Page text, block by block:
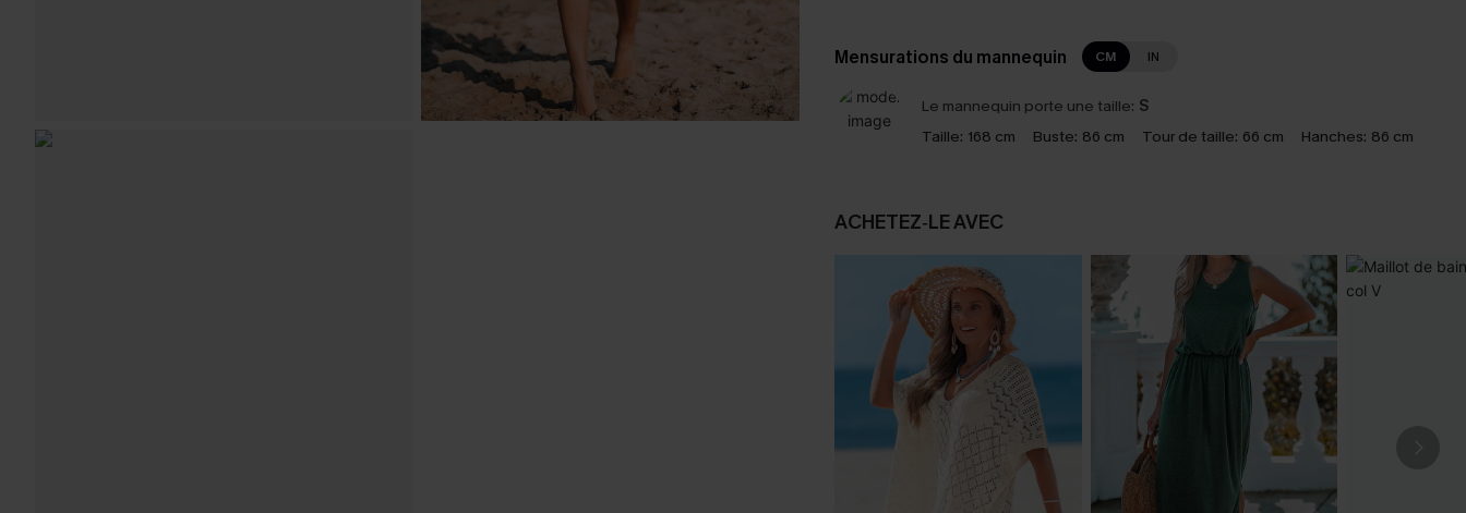
Mensurations du mannequin CM IN
Le mannequin porte une taille: S
Taille: 168 cm Buste: 86 cm Tour de taille: 66 cm Hanches: 86 cm
ACHETEZ‑LE AVEC